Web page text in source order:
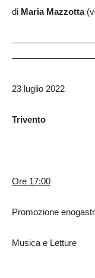
di Maria Mazzotta
23 luglio 2022
Trivento
Ore 17:00
Promozione
Musica e Letture